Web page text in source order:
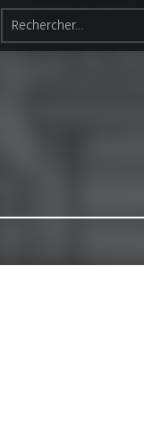
Rechercher :